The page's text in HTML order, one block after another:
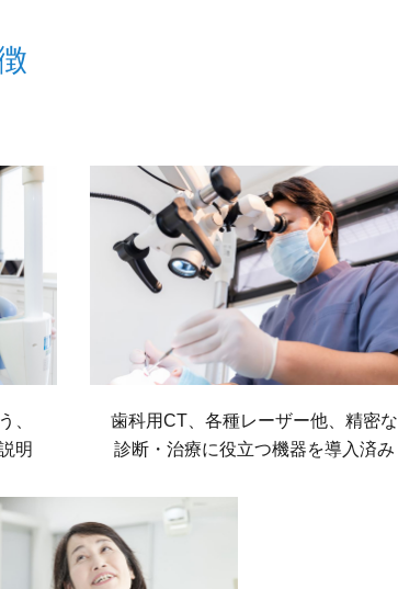
、
明
歯科用CT、各種レーザー他、精密な
診断・治療に役立つ機器を導入済み